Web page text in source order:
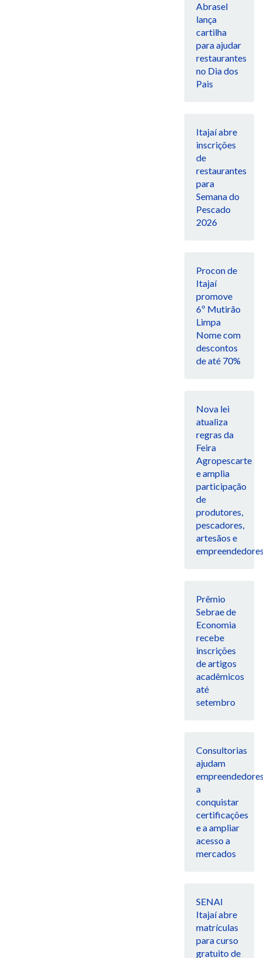
Abrasel
lança
cartilha
para ajudar
restaurantes
no Dia dos
Pais
Itajaí abre
inscrições
de
restaurantes
para
Semana do
Pescado
2026
Procon de
Itajaí
promove
6º Mutirão
Limpa
Nome com
descontos
de até 70%
Nova lei
atualiza
regras da
Feira
Agropescarte
e amplia
participação
de
produtores,
pescadores,
artesãos e
Prêmio
Sebrae de
Economia
recebe
inscrições
de artigos
acadêmicos
até
setembro
Consultorias
ajudam
a
conquistar
certificações
e a ampliar
acesso a
mercados
SENAI
Itajaí abre
matrículas
para curso
gratuito de